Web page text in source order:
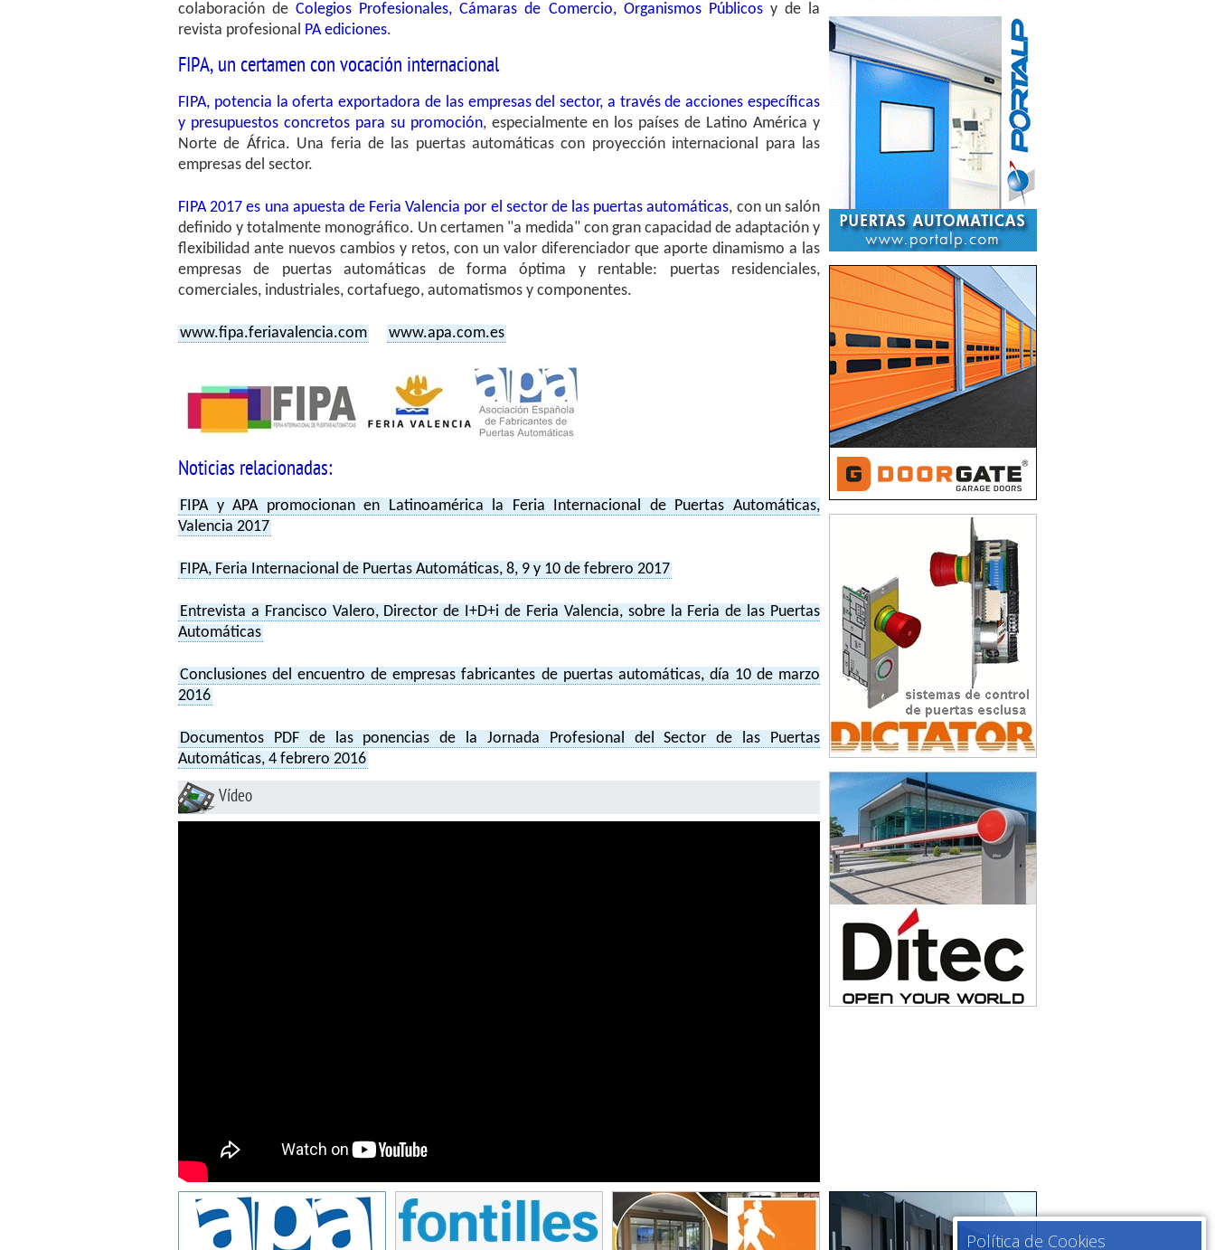
colaboración deColegios Profesionales, Cámaras de Comercio, Organismos Públicosy de la
revista profesional PA ediciones.
FIPA, un certamen con vocación internacional
FIPA, potencia la oferta exportadora de las empresas del sector, a través de acciones específicas
y presupuestos concretos para su promoción, especialmente en los países de Latino América y
Norte de África. Una feria de las puertas automáticas con proyección internacional para las
empresas del sector.
FIPA 2017 es una apuesta de Feria Valencia por el sector de las puertas automáticas, con un salón
definido y totalmente monográfico. Un certamen "a medida" con gran capacidad de adaptación y
flexibilidad ante nuevos cambios y retos, con un valor diferenciador que aporte dinamismo a las
empresas de puertas automáticas de forma óptima y rentable: puertas residenciales,
comerciales, industriales, cortafuego, automatismos y componentes.
www.fipa.feriavalencia.com www.apa.com.es
Noticias relacionadas:
FIPA y APA promocionan en Latinoamérica la Feria Internacional de Puertas Automáticas,
Valencia 2017
FIPA, Feria Internacional de Puertas Automáticas, 8, 9 y 10 de febrero 2017
Entrevista a Francisco Valero, Director de I+D+i de Feria Valencia, sobre la Feria de las Puertas
Automáticas
Conclusiones del encuentro de empresas fabricantes de puertas automáticas, día 10 de marzo
2016
Documentos PDF de las ponencias de la Jornada Profesional del Sector de las Puertas
Automáticas, 4 febrero 2016
Vídeo
Política de Cookies